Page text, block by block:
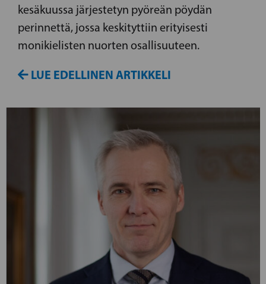
kesäkuussa järjestetyn pyöreän pöydän
perinnettä, jossa keskityttiin erityisesti
monikielisten nuorten osallisuuteen.
LUE EDELLINEN ARTIKKELI